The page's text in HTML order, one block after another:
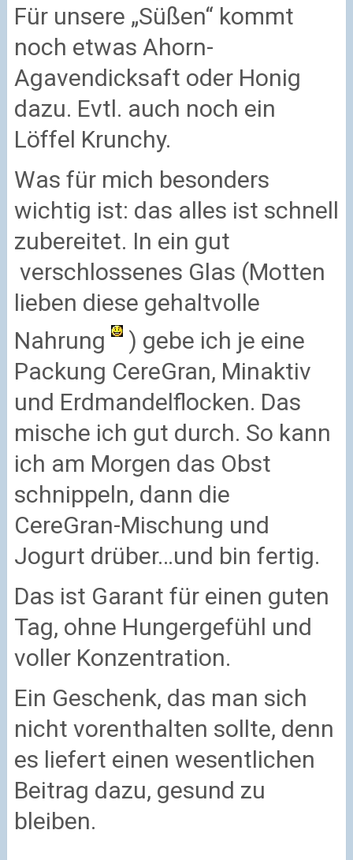
Für unsere „Süßen“ kommt
noch etwas Ahorn-
Agavendicksaft oder Honig
dazu. Evtl. auch noch ein
Löffel Krunchy.
Was für mich besonders
wichtig ist: das alles ist schnell
zubereitet. In ein gut
verschlossenes Glas (Motten
lieben diese gehaltvolle
Nahrung
) gebe ich je eine
Packung CereGran, Minaktiv
und Erdmandelflocken. Das
mische ich gut durch. So kann
ich am Morgen das Obst
schnippeln, dann die
CereGran-Mischung und
Jogurt drüber…und bin fertig.
Das ist Garant für einen guten
Tag, ohne Hungergefühl und
voller Konzentration.
Ein Geschenk, das man sich
nicht vorenthalten sollte, denn
es liefert einen wesentlichen
Beitrag dazu, gesund zu
bleiben.